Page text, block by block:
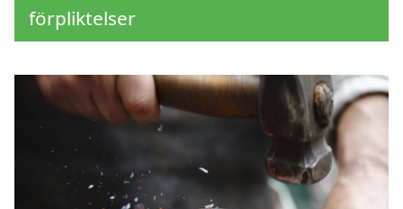
förpliktelser